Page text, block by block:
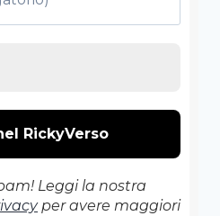
Leggi la nostra
per avere maggiori